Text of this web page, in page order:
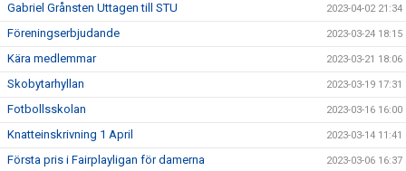
Gabriel Grånsten Uttagen till STU 2023-04-02 21:34
Föreningserbjudande 2023-03-24 18:15
Kära medlemmar 2023-03-21 18:06
Skobytarhyllan 2023-03-19 17:31
Fotbollsskolan 2023-03-16 16:00
Knatteinskrivning 1 April 2023-03-14 11:41
Första pris i Fairplayligan för damerna 2023-03-06 16:37